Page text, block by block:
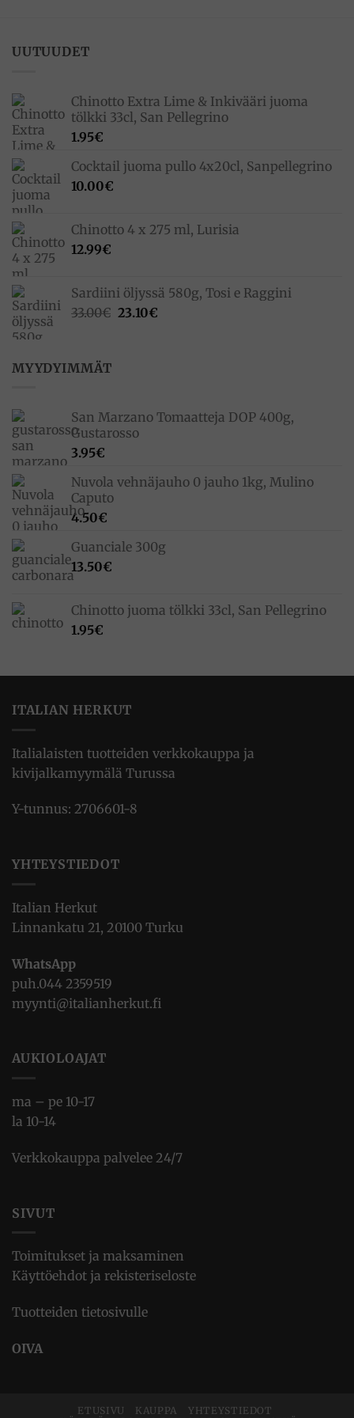
UUTUUDET
Chinotto Extra Lime & Inkivääri juoma
tölkki 33cl, San Pellegrino
1.95€
Cocktail juoma pullo 4x20cl, Sanpellegrino
10.00€
Chinotto 4 x 275 ml, Lurisia
12.99€
Sardiini öljyssä 580g, Tosi e Raggini
33.00€ Alkuperäinen
23.10€Nykyinen
MYYDYIMMÄT
San Marzano Tomaatteja DOP 400g,
Gustarosso
3.95€
Nuvola vehnäjauho 0 jauho 1kg, Mulino
Caputo
4.50€
Guanciale 300g
13.50€
Chinotto juoma tölkki 33cl, San Pellegrino
1.95€
ITALIAN HERKUT
Italialaisten tuotteiden verkkokauppa ja
kivijalkamyymälä Turussa
Y-tunnus: 2706601-8
YHTEYSTIEDOT
Italian Herkut
Linnankatu 21, 20100 Turku
WhatsApp
puh.044 2359519
myynti@italianherkut.fi
AUKIOLOAJAT
ma – pe 10-17
la 10-14
Verkkokauppa palvelee 24/7
SIVUT
Toimitukset ja maksaminen
Käyttöehdot ja rekisteriseloste
Tuotteiden tietosivulle
OIVA
ETUSIVU KAUPPA
YHTEYSTIEDOT